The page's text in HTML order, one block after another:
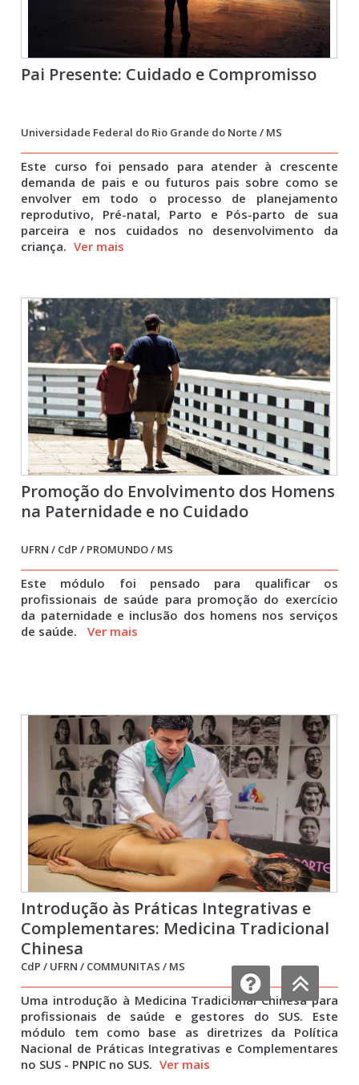
Pai Presente: Cuidado e Compromisso
Universidade Federal do Rio Grande do Norte / MS
Este curso foi pensado para atender à crescente
demanda de pais e ou futuros pais sobre como se
envolver em todo o processo de planejamento
reprodutivo, Pré-natal, Parto e Pós-parto de sua
parceira e nos cuidados no desenvolvimento da
criança. Ver mais
Promoção do Envolvimento dos Homens
na Paternidade e no Cuidado
UFRN / CdP / PROMUNDO / MS
Este módulo foi pensado para qualificar os
profissionais de saúde para promoção do exercício
da paternidade e inclusão dos homens nos serviços
de saúde.
Ver mais
Introdução às Práticas Integrativas e
Complementares: Medicina Tradicional
Chinesa
CdP / UFRN / COMMUNITAS / MS
Uma introdução à Medicina Tradicional Chinesa para
profissionais de saúde e gestores do SUS. Este
módulo tem como base as diretrizes da Política
Nacional de Práticas Integrativas e Complementares
no SUS - PNPIC no SUS. Ver mais